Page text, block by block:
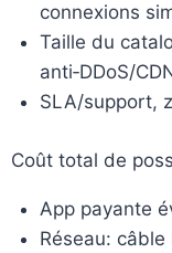
connexions
Taille du
anti‑DDoS/
SLA/support,
Coût total de
App payante
Réseau: câble